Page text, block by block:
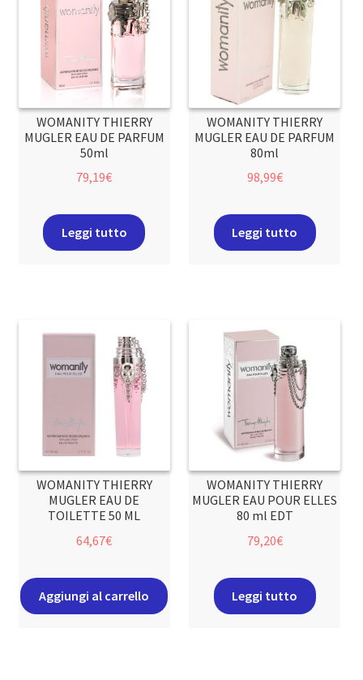
WOMANITY THIERRY
MUGLER EAU DE PARFUM
50ml
79,19€
Leggi tutto
WOMANITY THIERRY
MUGLER EAU DE PARFUM
80ml
98,99€
Leggi tutto
WOMANITY THIERRY
MUGLER EAU DE
TOILETTE 50 ML
64,67€
Aggiungi al carrello
WOMANITY THIERRY
MUGLER EAU POUR ELLES
80 ml EDT
79,20€
Leggi tutto